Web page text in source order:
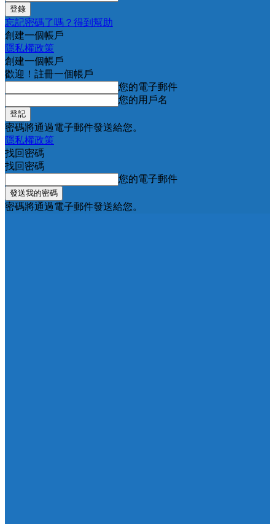
忘記密碼了嗎？得到幫助
創建一個帳戶
隱私權政策
創建一個帳戶
歡迎！註冊一個帳戶
您的電子郵件
您的用戶名
密碼將通過電子郵件發送給您。
隱私權政策
找回密碼
找回密碼
您的電子郵件
密碼將通過電子郵件發送給您。